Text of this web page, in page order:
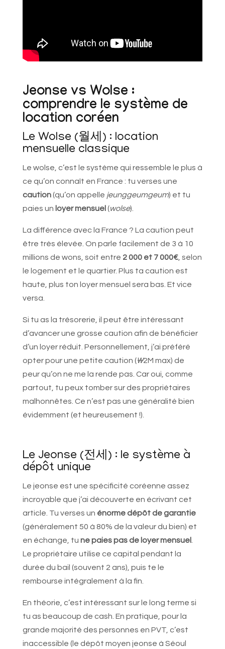
Jeonse vs Wolse :
comprendre le système de
location coréen
Le Wolse (월세) : location
mensuelle classique
Le wolse, c’est le système qui ressemble le plus à
ce qu’on connaît en France : tu verses une
caution(qu’on appelle jeunggeumgeum) et tu
paies un loyer mensuel (wolse).
La différence avec la France ? La caution peut
être très élevée. On parle facilement de 3 à 10
millions de wons, soit entre 2 000 et 7 000€, selon
le logement et le quartier. Plus ta caution est
haute, plus ton loyer mensuel sera bas. Et vice
versa.
Si tu as la trésorerie, il peut être intéressant
d’avancer une grosse caution afin de bénéficier
d’un loyer réduit. Personnellement, j’ai préféré
opter pour une petite caution (₩2M max) de
peur qu’on ne me la rende pas. Car oui, comme
partout, tu peux tomber sur des propriétaires
malhonnêtes. Ce n’est pas une généralité bien
évidemment (et heureusement !).
Le Jeonse (전세) : le système à
dépôt unique
Le jeonse est une spécificité coréenne assez
incroyable que j’ai découverte en écrivant cet
article. Tu verses un énorme dépôt de garantie
(généralement 50 à 80% de la valeur du bien) et
en échange, tu ne paies pas de loyer mensuel
Le propriétaire utilise ce capital pendant la
durée du bail (souvent 2 ans), puis te le
rembourse intégralement à la fin.
En théorie, c’est intéressant sur le long terme si
tu as beaucoup de cash. En pratique, pour la
grande majorité des personnes en PVT, c’est
inaccessible (le dépôt moyen jeonse à Séoul